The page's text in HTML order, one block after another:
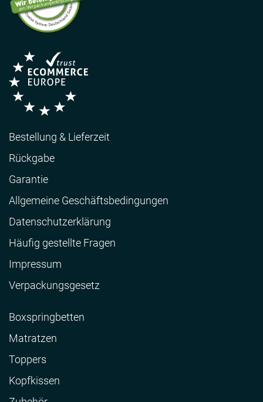
Bestellung & Lieferzeit
Rückgabe
Garantie
Allgemeine Geschäftsbedingungen
Datenschutzerklärung
Häufig gestellte Fragen
Impressum
Verpackungsgesetz
Boxspringbetten
Matratzen
Toppers
Kopfkissen